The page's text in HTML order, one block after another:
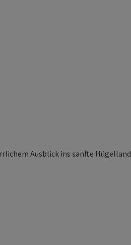
Ausblick ins sanfte Hügelland